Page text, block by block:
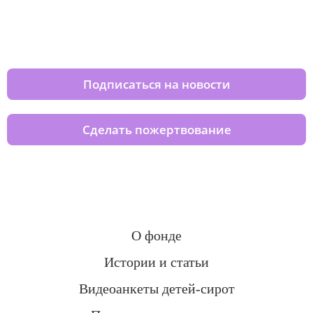
Подписаться на новости
Сделать пожертвование
О фонде
Истории и статьи
Видеоанкеты детей-сирот